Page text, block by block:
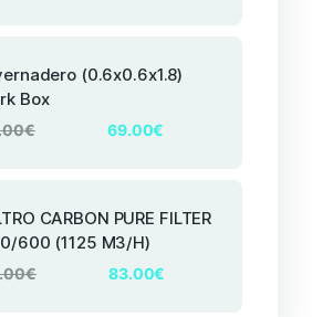
(0.6x0.6x1.8)
Box
€ 69.00€
CARBON PURE FILTER
600 (1125 M3/H)
€ 83.00€